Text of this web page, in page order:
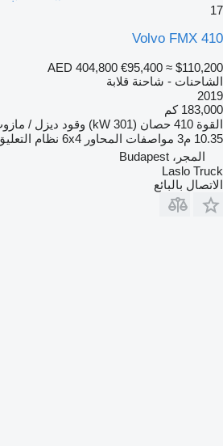
17
Volvo FMX 410
AED 404,800 €95,400 ≈ $110,200
الشاحنات - شاحنة قلابة
2019
183,000 كم
القوة 410 حصان (301 kW) وقود ديزل /
10.35 م3
مواصفات المحاور 6x4 نظام
المجر، Budapest
Laslo Truck
الاتصال بالبائع